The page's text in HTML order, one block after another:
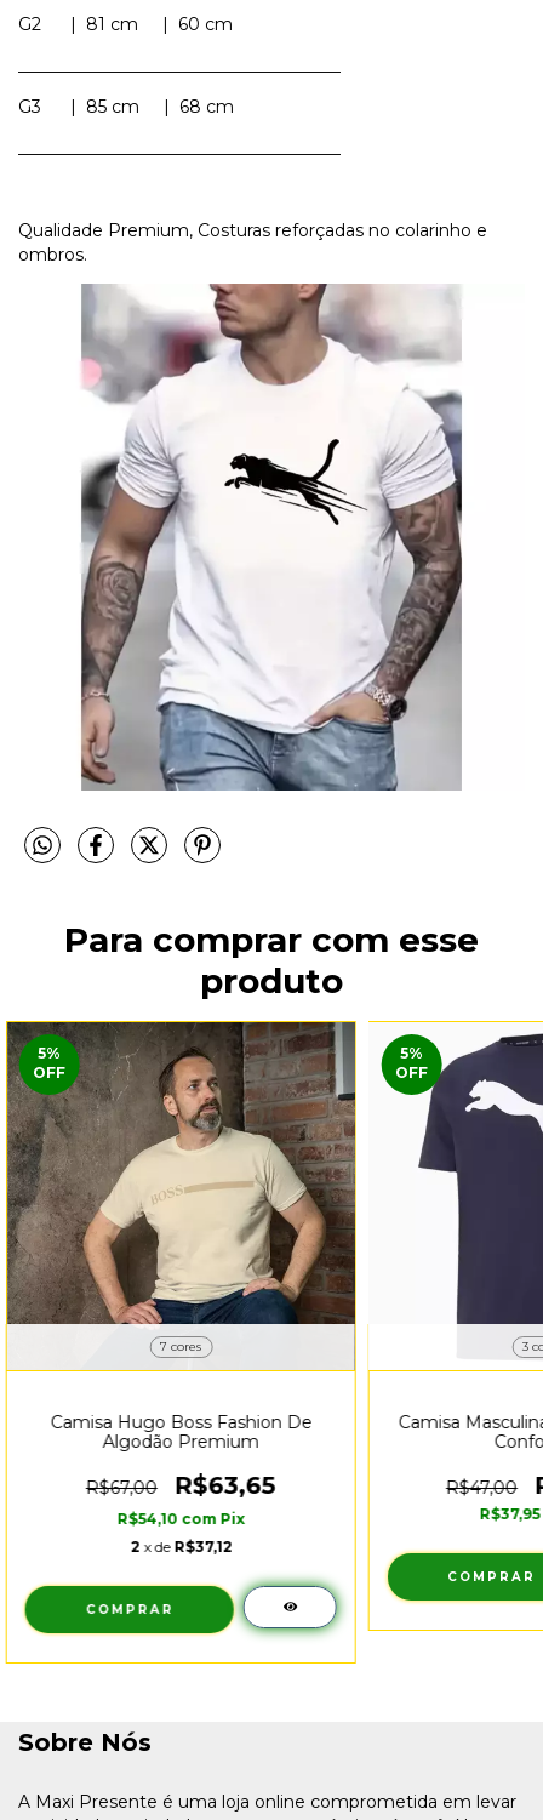
G2 | 81 cm | 60 cm
G3 | 85 cm | 68 cm
Qualidade Premium, Costuras reforçadas no colarinho e
ombros.
Para comprar com esse
produto
5%
OFF
7 cores
Camisa Hugo Boss Fashion De
Algodão Premium
R$67,00 R$63,65
R$54,10 com Pix
2 x de R$37,12
COMPRAR
5%
OFF
3
Camisa
R$47,00
R$37,95
COMPRAR
Sobre Nós
A Maxi Presente é uma loja online comprometida em levar